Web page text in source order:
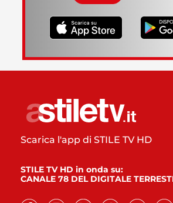
Scarica l'app di STILE TV HD
STILE TV HD in onda su:
CANALE 78 DEL DIGITALE